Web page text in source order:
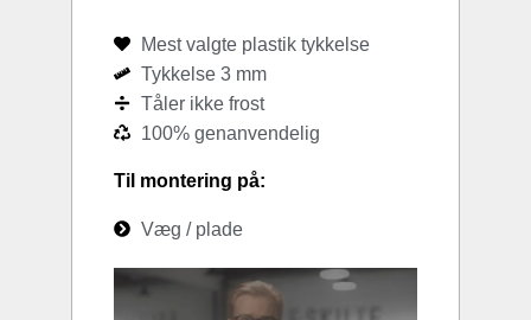
Mest valgte plastik tykkelse
Tykkelse 3 mm
Tåler ikke frost
100% genanvendelig
Til montering på:
Væg / plade